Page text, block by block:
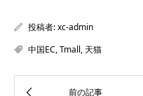
投稿者:xc-admin
中国EC,Tmall, 天猫